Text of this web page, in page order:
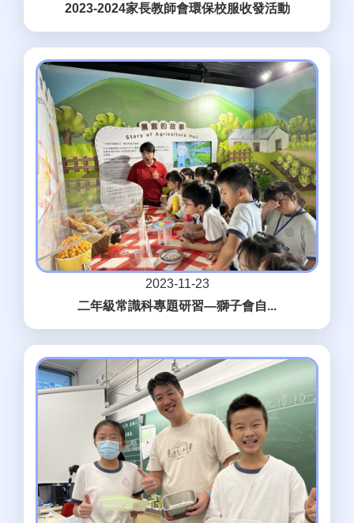
2023-2024家長教師會環保校服收發活動
2023-11-23
二年級常識科專題研習—獅子會自...